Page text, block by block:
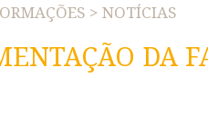
> NOTÍCIAS
DA